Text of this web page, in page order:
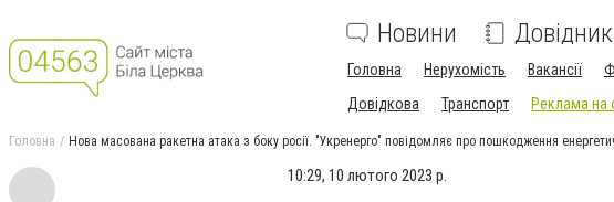
Новини Довідник
Головна Нерухомість Вакансії
Довідкова
Транспорт Реклама на
Головна Нова масована ракетна атака з боку росії. "Укренерго" повідомляє про пошкодження
10:29, 10 лютого 2023 р.